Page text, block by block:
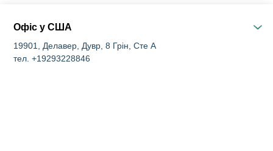
Офіс у США
19901, Делавер, Дувр, 8 Грін, Сте А
тел. +19293228846